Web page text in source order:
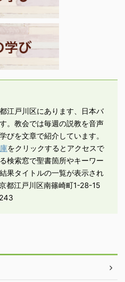
江戸川区にあります、日本バ
。教会では毎週の説教を音声
びを文章で紹介しています。
をクリックするとアクセスで
検索窓で聖書箇所やキーワー
果タイトルの一覧が表示され
江戸川区南篠崎町1-28-15